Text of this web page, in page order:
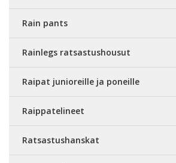
Rain pants
Rainlegs ratsastushousut
Raipat junioreille ja poneille
Raippatelineet
Ratsastushanskat